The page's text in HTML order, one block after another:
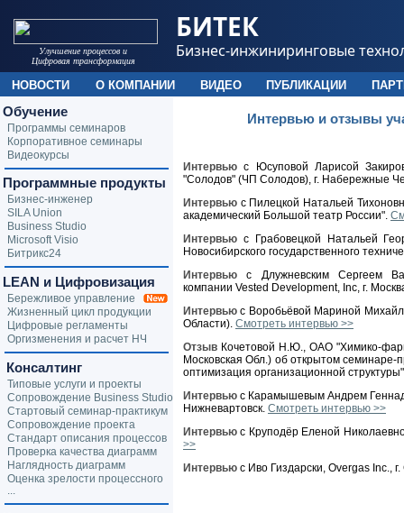
Интервью и отзывы
Интервью с Юсуповой Ларисой
"Солодов" (ЧП Солодов), г. Набережные
Интервью с Пилецкой Натальей
академический Большой театр России".
Интервью с Грабовецкой Натальей
Новосибирского государственного
Интервью с Длужневским Сергеем
компании Vested Development, Inc, г.
Интервью с Воробьёвой Мариной
Области). Смотреть интервью >>
Отзыв Кочетовой Н.Ю., ОАО "Химико-
Московская Обл.) об открытом семинаре-
оптимизация организационной
Интервью с Карамышевым Андрем
Нижневартовск. Смотреть интервью >>
Интервью с Круподёр Еленой
>>
Интервью с Иво Гиздарски, Overgas Inc.,
Обучение
Программы семинаров
Корпоративное семинары
Видеокурсы
Программные продукты
Бизнес-инженер
SILA Union
Business Studio
Microsoft Visio
Битрикс24
LEAN и Цифровизация
Бережливое управление
Жизненный цикл продукции
Цифровые регламенты
Оргизменения и расчет НЧ
Консалтинг
Типовые услуги и проекты
Сопровождение Business Studio
Стартовый семинар-практикум
Сопровождение проекта
Стандарт описания процессов
Проверка качества диаграмм
Наглядность диаграмм
Оценка зрелости процессного
...
Улучшение процессов и
Цифровая трансформация
БИТЕК
Бизнес-инжиниринговые
НОВОСТИ О КОМПАНИИ ВИДЕО ПУБЛИКАЦИИ